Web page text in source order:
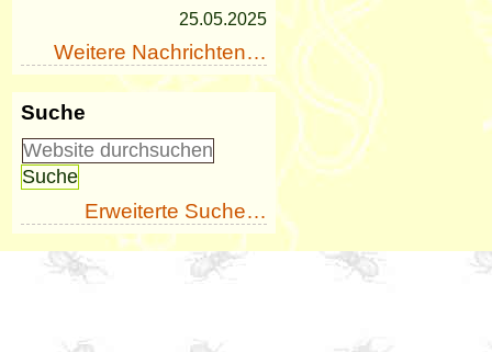
25.05.2025
Weitere Nachrichten…
Suche
Erweiterte Suche…